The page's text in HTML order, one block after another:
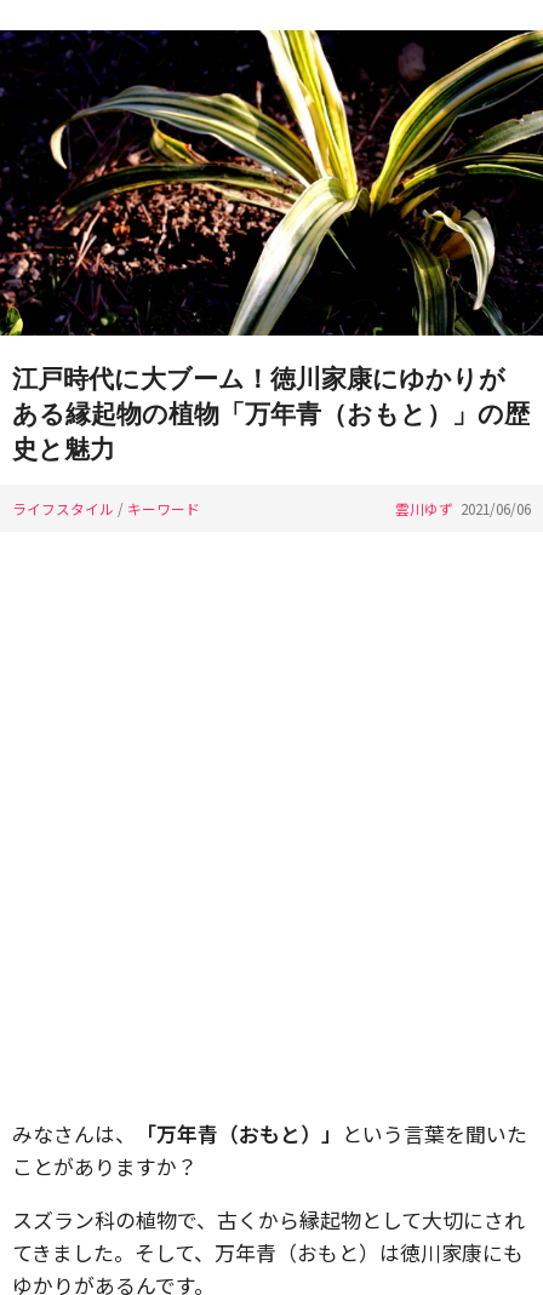
江戸時代に大ブーム！徳川家康にゆかりが
ある縁起物の植物「万年青（おもと）」の歴
史と魅力
ライフスタイル / キーワード 雲川ゆず 2021/06/06
みなさんは、 「万年青（おもと）」 という言葉を聞いた
ことがありますか？
スズラン科の植物で、古くから縁起物として大切にされ
てきました。そして、万年青（おもと）は徳川家康にも
ゆかりがあるんです。